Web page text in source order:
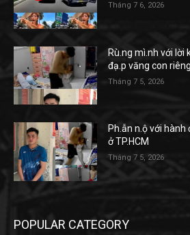
Tháng 7 6, 2026
Rù.ng mì.nh với lời
đạ.p văng con riêng
Tháng 7 5, 2026
Ph.ẫn n.ộ với
ở TP.HCM
Tháng 7 5, 2026
POPULAR CATEGORY